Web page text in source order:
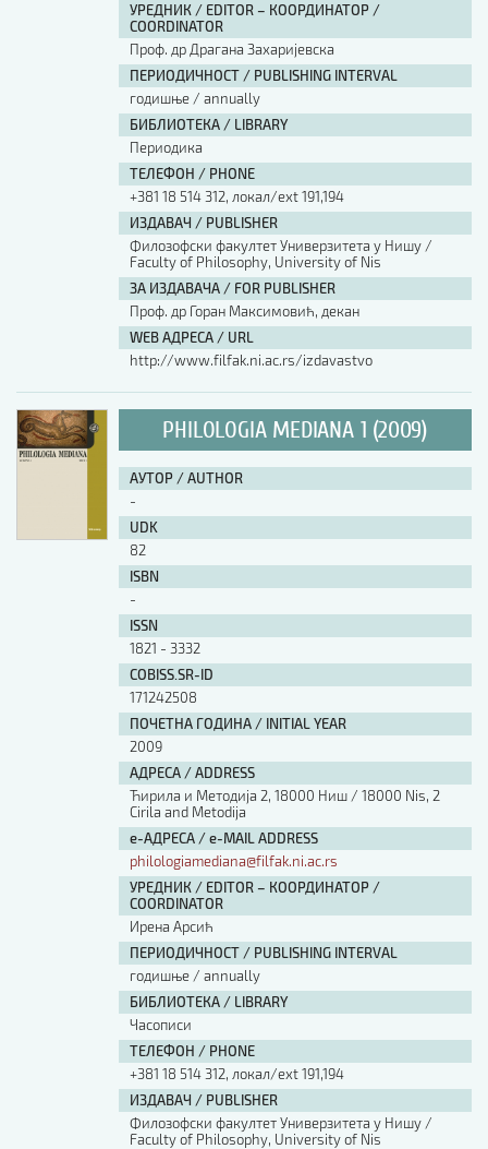
УРЕДНИК / EDITOR – КООРДИНАТОР /
COORDINATOR
Проф. др Драгана Захаријевска
ПЕРИОДИЧНОСТ / PUBLISHING INTERVAL
годишње / annually
БИБЛИОТЕКА / LIBRARY
Периодика
ТЕЛЕФОН / PHONE
+381 18 514 312, локал/ext 191,194
ИЗДАВАЧ / PUBLISHER
Филозофски факултет Универзитета у Нишу /
Faculty of Philosophy, University of Nis
ЗА ИЗДАВАЧА / FOR PUBLISHER
Проф. др Горан Максимовић, декан
WEB АДРЕСА / URL
http://www.filfak.ni.ac.rs/izdavastvo
PHILOLOGIA MEDIANA 1 (2009)
АУТОР / AUTHOR
-
UDK
82
ISBN
-
ISSN
1821 - 3332
COBISS.SR-ID
171242508
ПОЧЕТНА ГОДИНА / INITIAL YEAR
2009
АДРЕСА / ADDRESS
Ћирила и Методија 2, 18000 Ниш / 18000 Nis, 2
Cirila and Metodija
е-АДРЕСА / e-MAIL ADDRESS
philologiamediana@filfak.ni.ac.rs
УРЕДНИК / EDITOR – КООРДИНАТОР /
COORDINATOR
Ирена Арсић
ПЕРИОДИЧНОСТ / PUBLISHING INTERVAL
годишње / annually
БИБЛИОТЕКА / LIBRARY
Часописи
ТЕЛЕФОН / PHONE
+381 18 514 312, локал/ext 191,194
ИЗДАВАЧ / PUBLISHER
Филозофски факултет Универзитета у Нишу /
Faculty of Philosophy, University of Nis